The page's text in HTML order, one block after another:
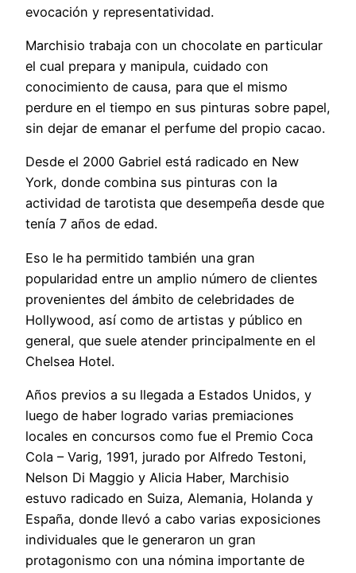
evocación y representatividad.
Marchisio trabaja con un chocolate en particular
el cual prepara y manipula, cuidado con
conocimiento de causa, para que el mismo
perdure en el tiempo en sus pinturas sobre papel,
sin dejar de emanar el perfume del propio cacao.
Desde el 2000 Gabriel está radicado en New
York, donde combina sus pinturas con la
actividad de tarotista que desempeña desde que
tenía 7 años de edad.
Eso le ha permitido también una gran
popularidad entre un amplio número de clientes
provenientes del ámbito de celebridades de
Hollywood, así como de artistas y público en
general, que suele atender principalmente en el
Chelsea Hotel.
Años previos a su llegada a Estados Unidos, y
luego de haber logrado varias premiaciones
locales en concursos como fue el Premio Coca
Cola – Varig, 1991, jurado por Alfredo Testoni,
Nelson Di Maggio y Alicia Haber, Marchisio
estuvo radicado en Suiza, Alemania, Holanda y
España, donde llevó a cabo varias exposiciones
individuales que le generaron un gran
protagonismo con una nómina importante de